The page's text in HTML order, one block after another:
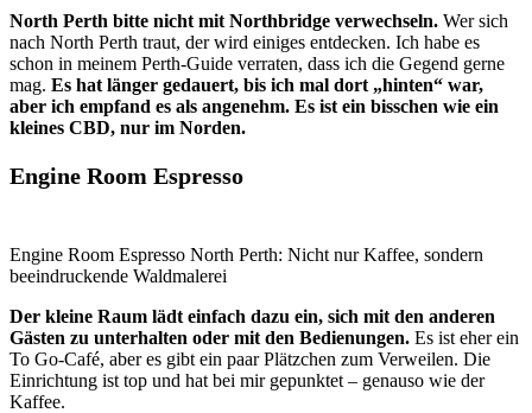
North Perth bitte nicht mit Northbridge verwechseln. Wer sich
nach North Perth traut, der wird einiges entdecken. Ich habe es
schon in meinem Perth-Guide verraten, dass ich die Gegend gerne
mag. Es hat länger gedauert, bis ich mal dort „hinten“ war,
aber ich empfand es als angenehm. Es ist ein bisschen wie ein
kleines CBD, nur im Norden.
Engine Room Espresso
Engine Room Espresso North Perth: Nicht nur Kaffee, sondern
beeindruckende Waldmalerei
Der kleine Raum lädt einfach dazu ein, sich mit den anderen
Gästen zu unterhalten oder mit den Bedienungen. Es ist eher ein
To Go-Café, aber es gibt ein paar Plätzchen zum Verweilen. Die
Einrichtung ist top und hat bei mir gepunktet – genauso wie der
Kaffee.